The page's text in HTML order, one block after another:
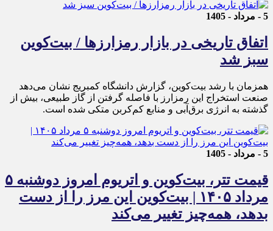
5 - مرداد - 1405
اتفاق تاریخی در بازار رمزارزها / بیت‌کوین
سبز شد
همزمان با رشد بیت‌کوین، گزارش دانشگاه کمبریج نشان می‌دهد
صنعت استخراج این رمزارز با فاصله گرفتن از گاز طبیعی، بیش از
گذشته به انرژی برق‌آبی و منابع کم‌کربن متکی شده است.
5 - مرداد - 1405
قیمت تتر، بیت‌کوین و اتریوم امروز دوشنبه ۵
مرداد ۱۴۰۵ | بیت‌کوین این مرز را از دست
بدهد، همه‌چیز تغییر می‌کند